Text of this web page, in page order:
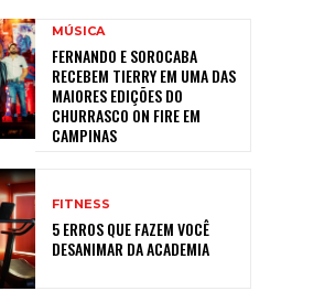
MÚSICA
FERNANDO E SOROCABA
RECEBEM TIERRY EM UMA DAS
MAIORES EDIÇÕES DO
CHURRASCO ON FIRE EM
CAMPINAS
FITNESS
5 ERROS QUE FAZEM VOCÊ
DESANIMAR DA ACADEMIA